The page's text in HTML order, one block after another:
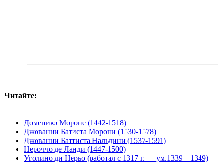
Читайте:
Доменико Мороне (1442-1518)
Джованни Батиста Морони (1530-1578)
Джованни Баттиста Нальдини (1537-1591)
Нероччо де Ланди (1447-1500)
Уголино ди Нерьо (работал с 1317 г. — ум.1339—1349)